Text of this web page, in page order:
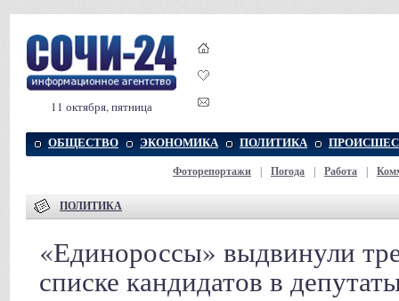
11 октября, пятница
ОБЩЕСТВО ЭКОНОМИКА ПОЛИТИКА
Фоторепортажи Погода Работа
ПОЛИТИКА
«Единороссы» выдвинули
списке кандидатов в